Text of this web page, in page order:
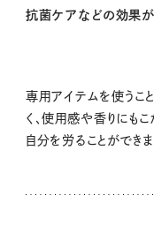
抗菌ケアなどの効果が
専用アイテムを使うこ
く、使用感や香りにも
自分を労ることができま